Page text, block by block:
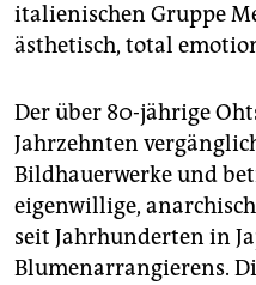
italienischen Gruppe
ästhetisch, total
Der über 80-jährige
Jahrzehnten
Bildhauerwerke und
eigenwillige,
seit Jahrhunderten in
Blumenarrangierens.